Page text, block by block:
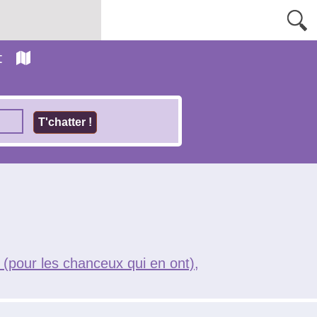
les chanceux qui en ont),